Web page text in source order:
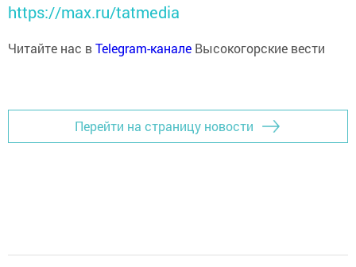
https://max.ru/tatmedia
Читайте нас вTelegram-канале Высокогорские вести
Перейти на страницу новости